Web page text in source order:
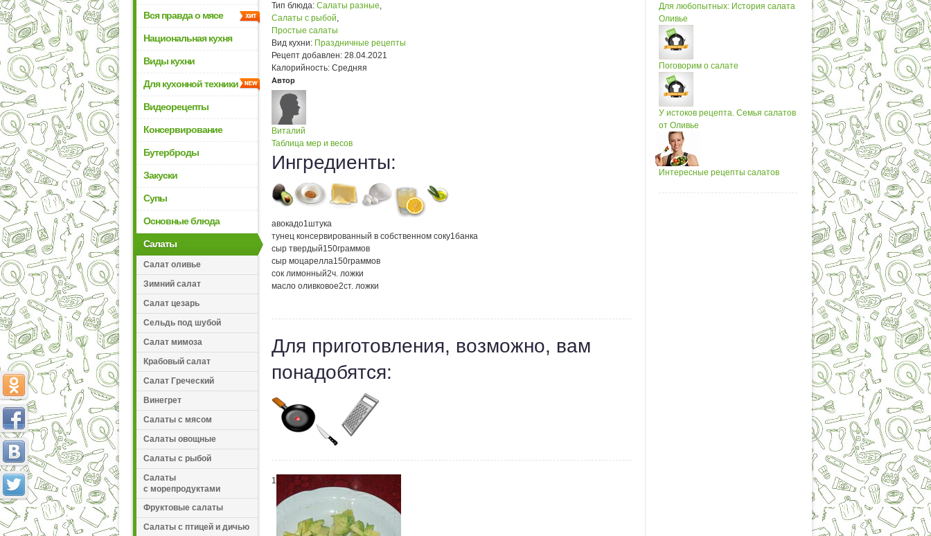
Вся правда о мясе
Национальная кухня
Виды кухни
Для кухонной техники
Видеорецепты
Консервирование
Бутерброды
Закуски
Супы
Основные блюда
Салаты
Салат оливье
Зимний салат
Салат цезарь
Сельдь под шубой
Салат мимоза
Крабовый салат
Салат Греческий
Винегрет
Салаты с мясом
Салаты овощные
Салаты с рыбой
Салаты
с морепродуктами
Фруктовые салаты
Салаты с птицей и дичью
Тип блюда: Салаты разные,
Салаты с рыбой,
Простые салаты
Вид кухни: Праздничные рецепты
Рецепт добавлен: 28.04.2021
Калорийность: Средняя
Автор
Виталий
Таблица мер и весов
Ингредиенты:
авокадо1штука
тунец консервированный в собственном соку1банка
сыр твердый150граммов
сыр моцарелла150граммов
сок лимонный2ч. ложки
масло оливковое2ст. ложки
Для приготовления, возможно, вам
понадобятся:
1
Для любопытных: История салата
Оливье
Поговорим о салате
У истоков рецепта. Семья салатов
от Оливье
Интересные рецепты салатов